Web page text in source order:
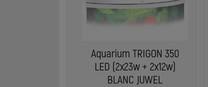
Aquarium TRIGON 350
LED (2x23w + 2x12w)
BLANC JUWEL